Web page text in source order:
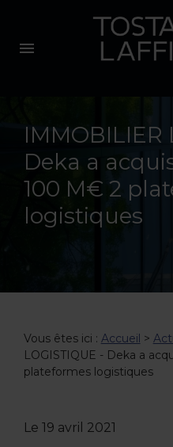
menu
IMMOBILIER
Deka a
100 M€ 2
logistiques
Vous êtes ici : Accueil >
LOGISTIQUE - Deka a
plateformes logistiques
Le 19 avril 2021